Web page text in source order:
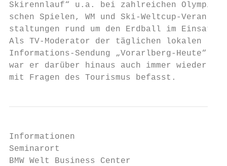
Skirennlauf“ u.a. bei zahlreichen Olympi-
schen Spielen, WM und Ski-Weltcup-Veran-
staltungen rund um den Erdball im Einsatz.
Als TV-Moderator der täglichen lokalen
Informations-Sendung „Vorarlberg-Heute“
war er darüber hinaus auch immer wieder
mit Fragen des Tourismus befasst.
Informationen
Seminarort
BMW Welt Business Center